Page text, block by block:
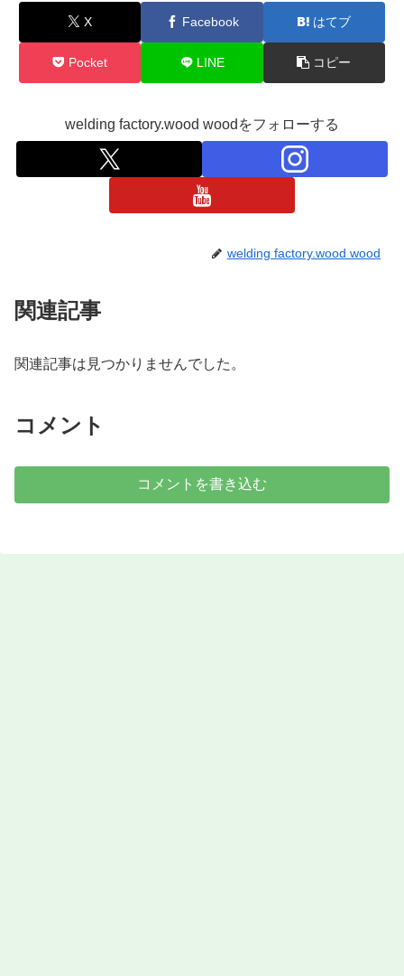
X Facebook はてブ
Pocket LINE コピー
welding factory.wood woodをフォローする
welding factory.wood wood
関連記事
関連記事は見つかりませんでした。
コメント
コメントを書き込む